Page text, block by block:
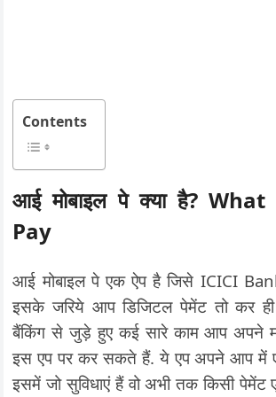
Contents
आई मोबाइल पे क्या है?
Pay
आई मोबाइल पे एक ऐप है जिसे ICICI
इसके जरिये आप डिजिटल पेमेंट तो कर
बैंकिंग से जुड़े हुए कई सारे काम आप अपने
इस एप पर कर सकते हैं. ये एप अपने आप में
इसमें जो सुविधाएं हैं वो अभी तक किसी पेमेंट